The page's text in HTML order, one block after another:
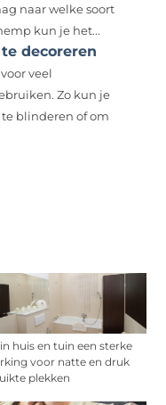
huis en tuin een sterke
voor natte en druk
plekken
naar welke soort
kun je het...
decoreren
veel
Zo kun je
blinderen of om